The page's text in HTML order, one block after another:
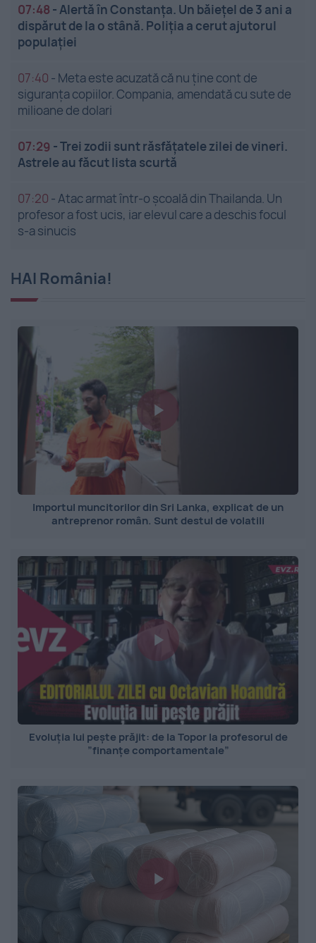
07:48 -Alertă în Constanța. Un băiețel de 3 ani a
dispărut de la o stână. Poliția a cerut ajutorul
populației
07:40 - Meta este acuzată că nu ține cont de
siguranța copiilor. Compania, amendată cu sute de
milioane de dolari
07:29 -Trei zodii sunt răsfățatele zilei de vineri.
Astrele au făcut lista scurtă
07:20 -Atac armat într-o școală din Thailanda. Un
profesor a fost ucis, iar elevul care a deschis focul
s-a sinucis
HAI România!
Importul muncitorilor din Sri Lanka, explicat de un
antreprenor român. Sunt destul de volatili
Evoluția lui pește prăjit: de la Topor la profesorul de
”finanțe comportamentale”